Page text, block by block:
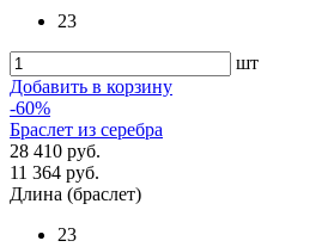
23
шт
Добавить в корзину
-60%
Браслет из серебра
28 410 руб.
11 364 руб.
Длина (браслет)
23